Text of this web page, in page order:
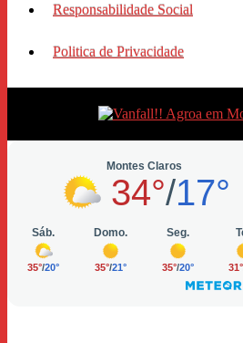
Responsabilidade Social
Politica de Privacidade